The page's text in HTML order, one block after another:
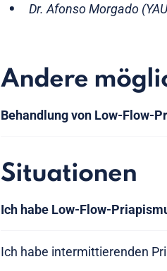
Dr. Afonso Morgado
Andere
Behandlung von Low-Flow-
Situationen
Ich habe Low-Flow-
Ich habe intermittierenden